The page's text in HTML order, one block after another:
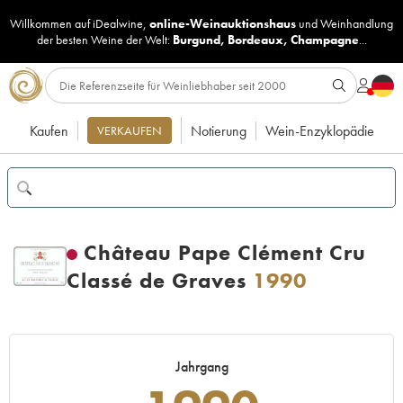
Willkommen auf iDealwine, online-Weinauktionshaus undWeinhandlung
der besten Weine der Welt: Burgund, Bordeaux, Champagne...
Kaufen VERKAUFEN Notierung Wein-Enzyklopädie
Château Pape Clément Cru
Classé de Graves 1990
Jahrgang